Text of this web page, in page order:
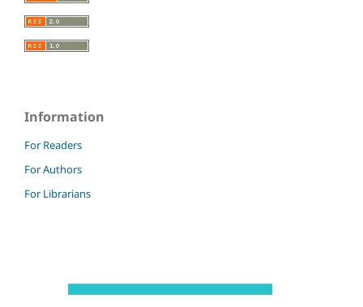
Information
For Readers
For Authors
For Librarians